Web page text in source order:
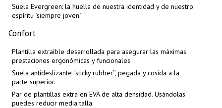
Suela Evergreen: la huella de nuestra identidad y de nuestro
espíritu "siempre joven".
Confort
Plantilla extraíble desarrollada para asegurar las máximas
prestaciones ergonómicas y funcionales.
Suela antideslizante “sticky rubber’’, pegada y cosida a la
parte superior.
Par de plantillas extra en EVA de alta densidad. Usándolas
puedes reducir media talla.